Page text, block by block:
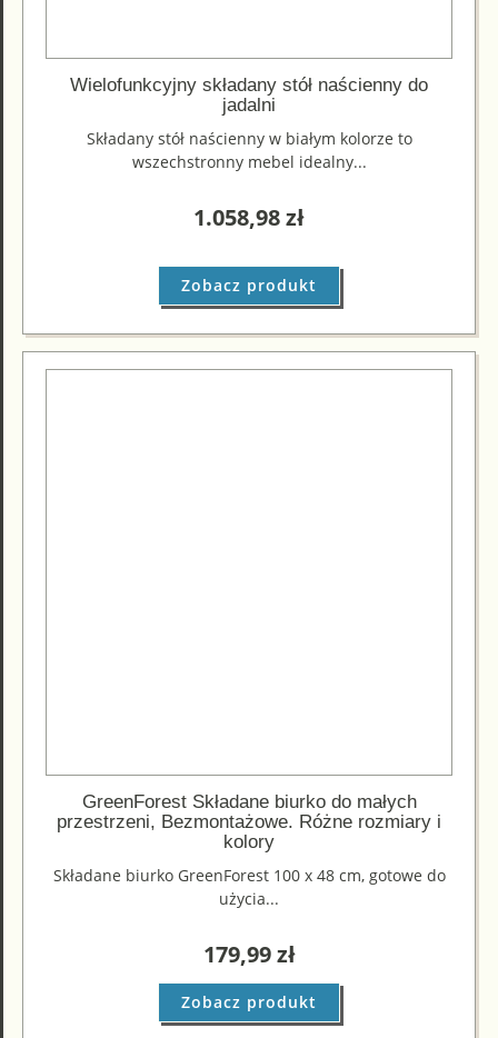
Wielofunkcyjny składany stół naścienny do
jadalni
Składany stół naścienny w białym kolorze to
wszechstronny mebel idealny...
1.058,98zł
Zobacz produkt
GreenForest Składane biurko do małych
przestrzeni, Bezmontażowe. Różne rozmiary i
kolory
Składane biurko GreenForest 100 x 48 cm, gotowe do
użycia...
179,99zł
Zobacz produkt